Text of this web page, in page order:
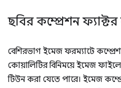
ছবির কম্প্রেশন ফ্যাক্টর
বেশিরভাগ ইমেজ ফরম্যাটে
কোয়ালিটির বিনিময়ে ইমেজ
টিউন করা যেতে পারে। ইমেজ